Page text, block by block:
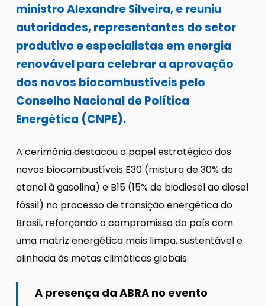
ministro Alexandre Silveira, e reuniu
autoridades, representantes do setor
produtivo e especialistas em energia
renovável para celebrar a aprovação
dos novos biocombustíveis pelo
Conselho Nacional de Política
Energética (CNPE).
A cerimônia destacou o papel estratégico dos
novos biocombustíveis E30 (mistura de 30% de
etanol à gasolina) e B15 (15% de biodiesel ao diesel
fóssil) no processo de transição energética do
Brasil, reforçando o compromisso do país com
uma matriz energética mais limpa, sustentável e
alinhada às metas climáticas globais.
A presença da ABRA no evento